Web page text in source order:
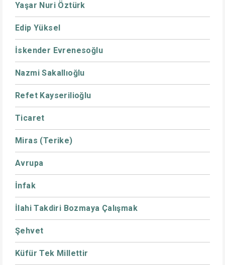
Yaşar Nuri Öztürk
Edip Yüksel
İskender Evrenesoğlu
Nazmi Sakallıoğlu
Refet Kayserilioğlu
Ticaret
Miras (Terike)
Avrupa
İnfak
İlahi Takdiri Bozmaya Çalışmak
Şehvet
Küfür Tek Millettir